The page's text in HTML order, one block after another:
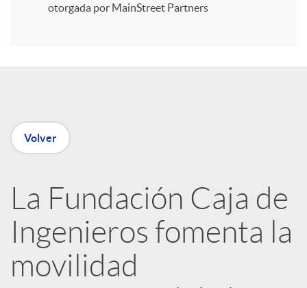
n
R
e
otorgada por MainStreet Partners
Volver
La Fundación Caja de
Ingenieros fomenta la
movilidad